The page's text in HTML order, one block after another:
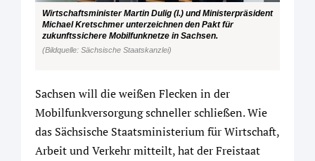
Wirtschaftsminister Martin Dulig (l.) und Ministerpräsident
Michael Kretschmer unterzeichnen den Pakt für
zukunftssichere Mobilfunknetze in Sachsen.
(Bildquelle: Sächsische Staatskanzlei)
Sachsen will die weißen Flecken in der
Mobilfunkversorgung schneller schließen. Wie
das Sächsische Staatsministerium für Wirtschaft,
Arbeit und Verkehr mitteilt, hat der Freistaat